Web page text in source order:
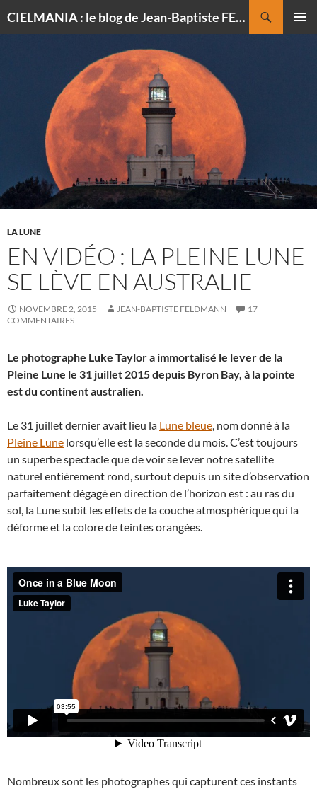
CIELMANIA : le blog de Jean-Baptiste FELDMANN, photographe du ciel
LA LUNE
EN VIDÉO : LA PLEINE LUNE
SE LÈVE EN AUSTRALIE
NOVEMBRE 2, 2015 JEAN-BAPTISTE FELDMANN
17
COMMENTAIRES
Le photographe Luke Taylor a immortalisé le lever de la
Pleine Lune le 31 juillet 2015 depuis Byron Bay, à la pointe
est du continent australien.
Le 31 juillet dernier avait lieu la Lune bleue, nom donné à la
Pleine Lune lorsqu’elle est la seconde du mois. C’est toujours
un superbe spectacle que de voir se lever notre satellite
naturel entièrement rond, surtout depuis un site d’observation
parfaitement dégagé en direction de l’horizon est : au ras du
sol, la Lune subit les effets de la couche atmosphérique qui la
déforme et la colore de teintes orangées.
Nombreux sont les photographes qui capturent ces instants